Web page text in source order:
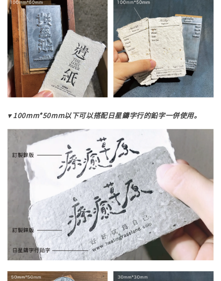
▾ 100mm*50mm以下可以搭配日星鑄字行的鉛字一併使用。